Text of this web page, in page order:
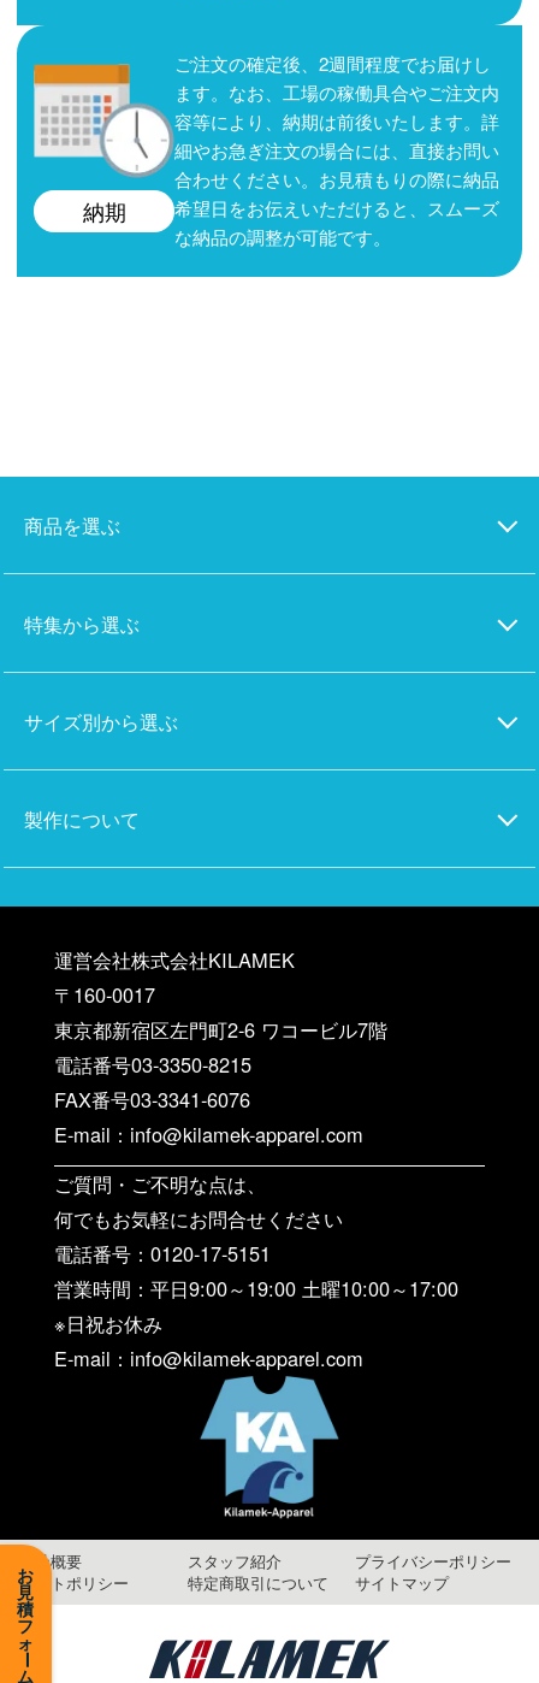
お
見
積
フ
ォ
ー
ム
納期
ご注文の確定後、2週間程度でお届けし
ます。なお、工場の稼働具合やご注文内
容等により、納期は前後いたします。詳
細やお急ぎ注文の場合には、直接お問い
合わせください。お見積もりの際に納品
希望日をお伝えいただけると、スムーズ
な納品の調整が可能です。
商品を選ぶ
特集から選ぶ
サイズ別から選ぶ
製作について
運営会社株式会社KILAMEK
〒160-0017
東京都新宿区左門町2-6 ワコービル7階
電話番号03-3350-8215
FAX番号03-3341-6076
E-mail：info@kilamek-apparel.com
ご質問・ご不明な点は、
何でもお気軽にお問合せください
電話番号：0120-17-5151
営業時間：平日9:00～19:00 土曜10:00～17:00
※日祝お休み
E-mail：info@kilamek-apparel.com
会社概要 スタッフ紹介
プライバシーポリシー
サイトポリシー
特定商取引について サイトマップ